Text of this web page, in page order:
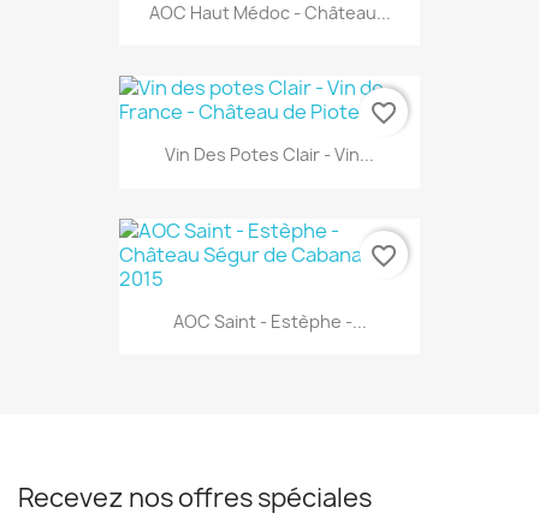
AOC Haut Médoc - Château...
Vin Des Potes Clair - Vin...
favorite_border
AOC Saint - Estèphe -...
favorite_border
Recevez nos offres spéciales